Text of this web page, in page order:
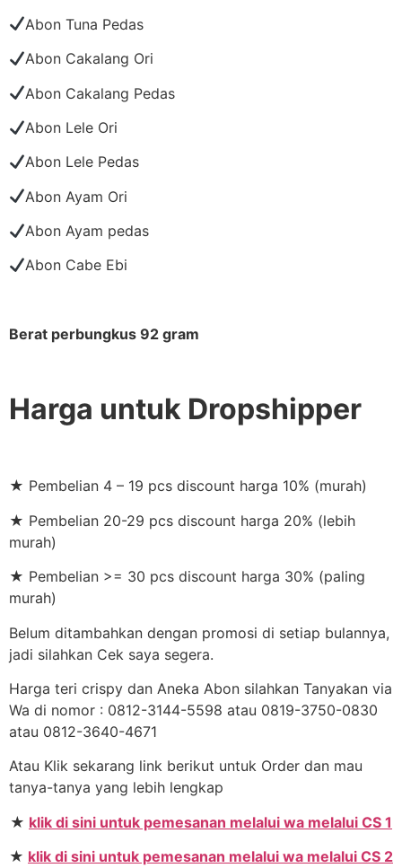
Abon Tuna Pedas
Abon Cakalang Ori
Abon Cakalang Pedas
Abon Lele Ori
Abon Lele Pedas
Abon Ayam Ori
Abon Ayam pedas
Abon Cabe Ebi
Berat perbungkus 92 gram
Harga untuk Dropshipper
★ Pembelian 4 – 19 pcs discount harga 10% (murah)
★ Pembelian 20-29 pcs discount harga 20% (lebih
murah)
★ Pembelian >= 30 pcs discount harga 30% (paling
murah)
Belum ditambahkan dengan promosi di setiap bulannya,
jadi silahkan Cek saya segera.
Harga teri crispy dan Aneka Abon silahkan Tanyakan via
Wa di nomor : 0812-3144-5598 atau 0819-3750-0830
atau 0812-3640-4671
Atau Klik sekarang link berikut untuk Order dan mau
tanya-tanya yang lebih lengkap
★ klik di sini untuk pemesanan melalui wa melalui CS 1
★ klik di sini untuk pemesanan melalui wa melalui CS 2